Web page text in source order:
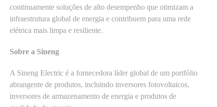
continuamente soluções de alto desempenho que otimizam a
infraestrutura global de energia e contribuem para uma rede
elétrica mais limpa e resiliente.
Sobre a Sineng
A Sineng Electric é a fornecedora líder global de um portfólio
abrangente de produtos, incluindo inversores fotovoltaicos,
inversores de armazenamento de energia e produtos de